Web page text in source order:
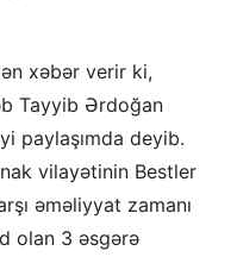
xəbər verir ki,
Tayyib Ərdoğan
paylaşımda deyib.
vilayətinin Bestler
əməliyyat zamanı
olan 3 əsgərə